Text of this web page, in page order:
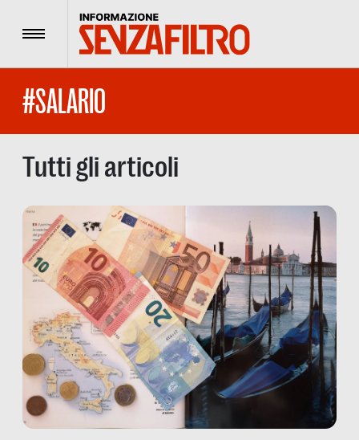
Menu
#SALARIO
Tutti gli articoli